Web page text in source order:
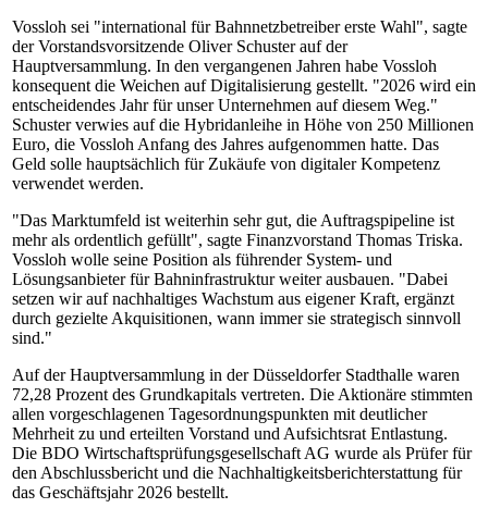
Vossloh sei "international für Bahnnetzbetreiber erste Wahl", sagte
der Vorstandsvorsitzende Oliver Schuster auf der
Hauptversammlung. In den vergangenen Jahren habe Vossloh
konsequent die Weichen auf Digitalisierung gestellt. "2026 wird ein
entscheidendes Jahr für unser Unternehmen auf diesem Weg."
Schuster verwies auf die Hybridanleihe in Höhe von 250 Millionen
Euro, die Vossloh Anfang des Jahres aufgenommen hatte. Das
Geld solle hauptsächlich für Zukäufe von digitaler Kompetenz
verwendet werden.
"Das Marktumfeld ist weiterhin sehr gut, die Auftragspipeline ist
mehr als ordentlich gefüllt", sagte Finanzvorstand Thomas Triska.
Vossloh wolle seine Position als führender System- und
Lösungsanbieter für Bahninfrastruktur weiter ausbauen. "Dabei
setzen wir auf nachhaltiges Wachstum aus eigener Kraft, ergänzt
durch gezielte Akquisitionen, wann immer sie strategisch sinnvoll
sind."
Auf der Hauptversammlung in der Düsseldorfer Stadthalle waren
72,28 Prozent des Grundkapitals vertreten. Die Aktionäre stimmten
allen vorgeschlagenen Tagesordnungspunkten mit deutlicher
Mehrheit zu und erteilten Vorstand und Aufsichtsrat Entlastung.
Die BDO Wirtschaftsprüfungsgesellschaft AG wurde als Prüfer für
den Abschlussbericht und die Nachhaltigkeitsberichterstattung für
das Geschäftsjahr 2026 bestellt.